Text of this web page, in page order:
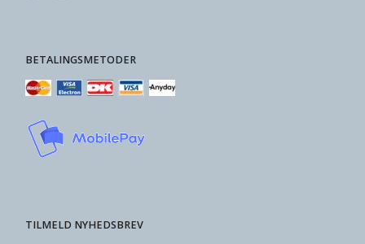
BETALINGSMETODER
TILMELD NYHEDSBREV